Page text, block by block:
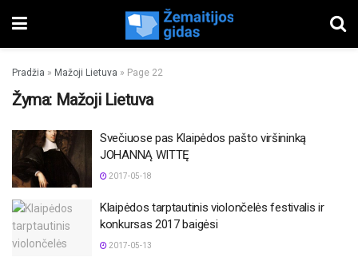
Pradžia » Mažoji Lietuva » Page 22
Žyma: Mažoji Lietuva
Svečiuose pas Klaipėdos pašto viršininką
JOHANNĄ WITTĘ
2017-05-18
Klaipėdos tarptautinis violončelės festivalis ir
konkursas 2017 baigėsi
2017-05-13